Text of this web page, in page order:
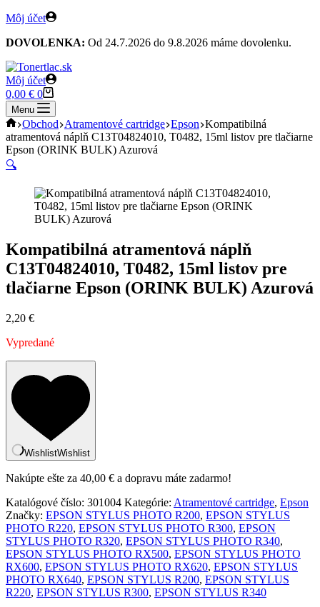
Môj účet
DOVOLENKA: Od 24.7.2026 do 9.8.2026 máme dovolenku.
Môj účet
Shopping
cart
0,00 € 0
Menu
Home
Obchod Atramentové cartridge Epson Kompatibilná
atramentová náplň C13T04824010, T0482, 15ml listov pre tlačiarne
Epson (ORINK BULK) Azurová
🔍
Kompatibilná atramentová náplň
C13T04824010, T0482, 15ml listov pre
tlačiarne Epson (ORINK BULK) Azurová
2,20 €
Vypredané
WishlistWishlist
Nakúpte ešte za 40,00 € a dopravu máte zadarmo!
Katalógové číslo: 301004 Kategórie: Atramentové cartridge, Epson
Značky: EPSON STYLUS PHOTO R200, EPSON STYLUS
PHOTO R220, EPSON STYLUS PHOTO R300, EPSON
STYLUS PHOTO R320, EPSON STYLUS PHOTO R340,
EPSON STYLUS PHOTO RX500, EPSON STYLUS PHOTO
RX600, EPSON STYLUS PHOTO RX620, EPSON STYLUS
PHOTO RX640, EPSON STYLUS R200, EPSON STYLUS
R220, EPSON STYLUS R300, EPSON STYLUS R340